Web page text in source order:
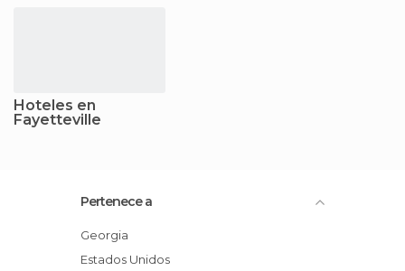
Hoteles en
Fayetteville
Pertenece a
Georgia
Estados Unidos